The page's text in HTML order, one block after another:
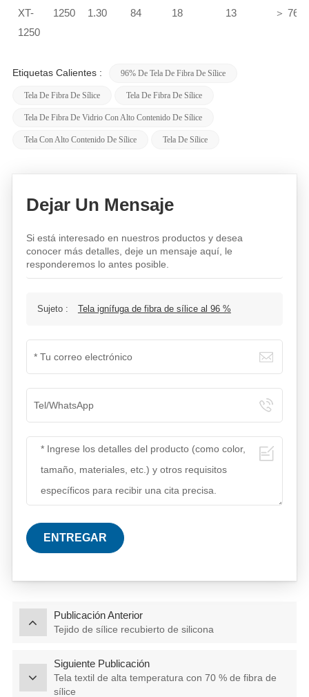
XT-
1250
1250 1.30 84 18 13 ＞ 760
Etiquetas Calientes : 96% De Tela De Fibra De Sílice
Tela De Fibra De Sílice Tela De Fibra De Sílice
Tela De Fibra De Vidrio Con Alto Contenido De Sílice
Tela Con Alto Contenido De Sílice Tela De Sílice
Dejar Un Mensaje
Si está interesado en nuestros productos y desea
conocer más detalles, deje un mensaje aquí, le
responderemos lo antes posible.
Sujeto : Tela ignífuga de fibra de sílice al 96 %
ENTREGAR
Publicación Anterior
Tejido de sílice recubierto de silicona
Siguiente Publicación
Tela textil de alta temperatura con 70 % de fibra de
sílice